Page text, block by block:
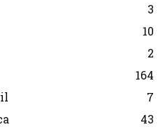
3
10
2
164
7
43